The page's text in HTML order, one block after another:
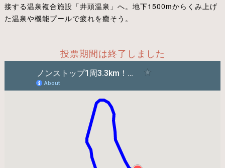
接する温泉複合施設「井頭温泉」へ。地下1500mからくみ上げ
た温泉や機能プールで疲れを癒そう。
投票期間は終了しました